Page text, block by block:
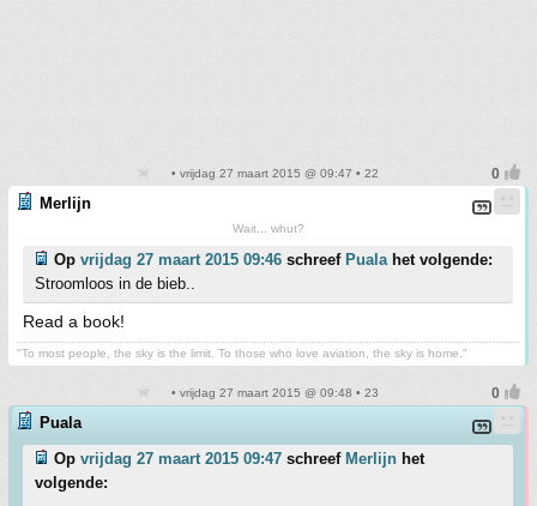
• vrijdag 27 maart 2015 @ 09:47 • 22
Merlijn
Wait... whut?
Op vrijdag 27 maart 2015 09:46 schreef Pualahet volgende:
Stroomloos in de bieb..
Read a book!
"To most people, the sky is the limit. To those who love aviation, the sky is home."
• vrijdag 27 maart 2015 @ 09:48 • 23
Puala
Op vrijdag 27 maart 2015 09:47 schreef Merlijn het
volgende: